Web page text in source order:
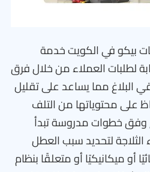
بيكو في الكويت خدمة
لطلبات العملاء من خلال فرق
البلاغ مما يساعد على تقليل
على محتوياتها من التلف
وفق خطوات مدروسة تبدأ
لتحديد سبب العطل
أو ميكانيكيًا أو متعلقًا بنظام